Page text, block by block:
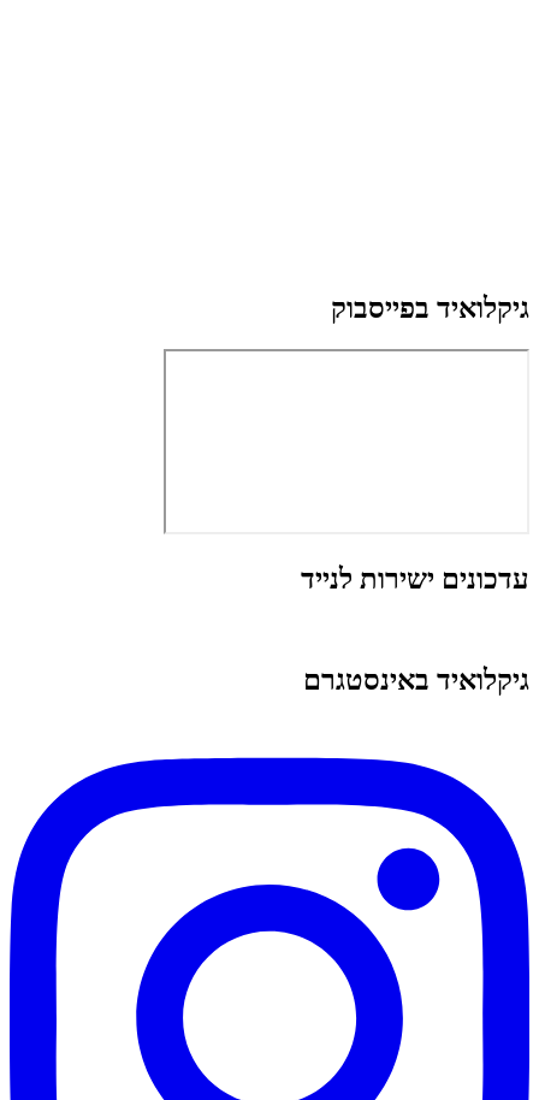
גיקלואיד בפייסבוק
עדכונים ישירות לנייד
גיקלואיד באינסטגרם